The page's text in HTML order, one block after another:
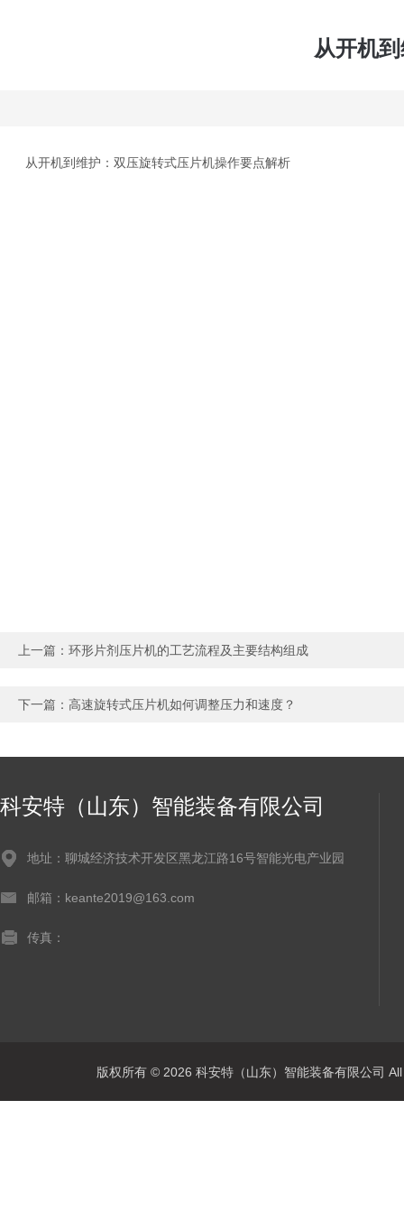
从开机
从开机到维护：双压旋转式压片机操作要点解析
上一篇： 环形片剂压片机的工艺流程及主要结构组成
下一篇： 高速旋转式压片机如何调整压力和速度？
科安特（山东）智能装备有限公司
地址：聊城经济技术开发区黑龙江路16号智能光电产业园
邮箱：keante2019@163.com
传真：
版权所有 © 2026 科安特（山东）智能装备有限公